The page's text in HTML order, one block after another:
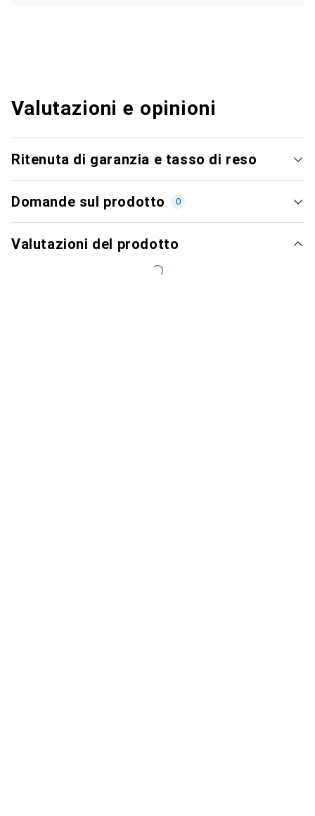
Valutazioni e opinioni
Ritenuta di garanzia e tasso di reso
Domande sul prodotto 0
Valutazioni del prodotto